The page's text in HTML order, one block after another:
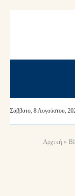
Σάββατο, 8 Αυγούστου,
Αρχική »